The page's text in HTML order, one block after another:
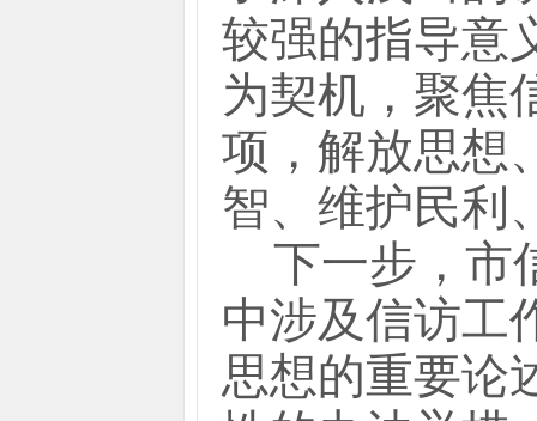
较强的指导意
为契机，聚焦
项，解放思想
智、维护民利
下一步，市
中涉及信访工
思想的重要论